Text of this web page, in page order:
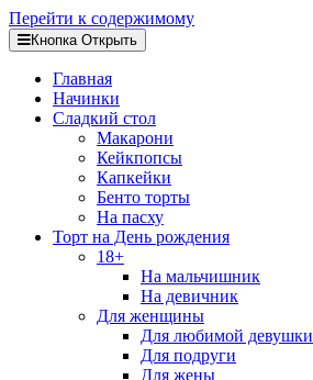
Перейти к содержимому
Кнопка Открыть
Главная
Начинки
Сладкий стол
Макарони
Кейкпопсы
Капкейки
Бенто торты
На пасху
Торт на День рождения
18+
На мальчишник
На девичник
Для женщины
Для любимой девушки
Для подруги
Для жены